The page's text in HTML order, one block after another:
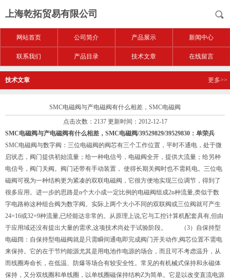
上海乾拓贸易有限公司
网站首页 公司简介 产品展示 新闻中心
联系我们 产品目录 技术文章 在线留言
技术文章 更多>>
SMC电磁阀与产电磁阀有什么相差，SMC电磁阀
点击次数：2137 更新时间：2012-12-17
SMC电磁阀与产电磁阀有什么相差，SMC电磁阀/39529829/39529830：单荣兵
SMC电磁阀与数字阀：三位电磁阀的阀芯有三个工作位置，平时不通电，处于微
启状态，阀门提供初始流量；给一种电信号，电磁阀全开，提供大流量；给另种
电信号，阀门关阀。阀门还带有手动装置， 使得长期关阀时也不需耗电。三位电
磁阀可视为一种结构更为紧凑的双联电磁阀，它很方便地实现三位调节，得到了
很多应用。进一步的思路是n个大小成一定比例的电磁阀组成2n种流量,类似于数
字电路称这种组合阀为数字阀。实际上两个大小不同的双联阀或三位阀就可产生
24=16或32=9种流量,已经能达非常的。从原理上说,它与工控计算机配套具有,但由
于应用域还没有提出大量的需求,这项技术尚处于试验阶段。 （3）自保持型
电磁阔：自保持型电磁阀就是只需瞬间通电即完成阀门开关动作,阀芯位置不需电
来保持。它的在于节约能源尤其是用电池作电源的场合，而且可不考虑温升，从
而线圈寿命长，在低温、防爆等场合有较安全性。常见的有机械式保持和永磁体
保持，又分双线圈和单线圈，以单线圈磁保持结构Z为简单。它是以改变直流电源